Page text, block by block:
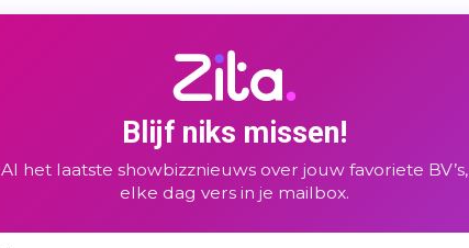
Blijf niks missen!
Al het laatste showbizznieuws over jouw favoriete BV’s,
elke dag vers in je mailbox.